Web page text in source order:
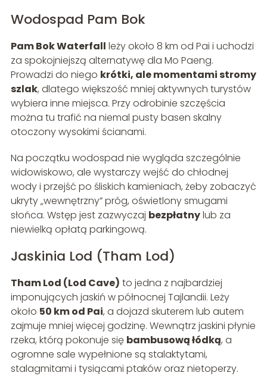
Wodospad Pam Bok
Pam Bok Waterfall leży około 8 km od Pai i uchodzi
za spokojniejszą alternatywę dla Mo Paeng.
Prowadzi do niego krótki, ale momentami stromy
szlak, dlatego większość mniej aktywnych turystów
wybiera inne miejsca. Przy odrobinie szczęścia
można tu trafić na niemal pusty basen skalny
otoczony wysokimi ścianami.
Na początku wodospad nie wygląda szczególnie
widowiskowo, ale wystarczy wejść do chłodnej
wody i przejść po śliskich kamieniach, żeby zobaczyć
ukryty „wewnętrzny” próg, oświetlony smugami
słońca. Wstęp jest zazwyczaj bezpłatnylub za
niewielką opłatą parkingową.
Jaskinia Lod (Tham Lod)
Tham Lod (Lod Cave) to jedna z najbardziej
imponujących jaskiń w północnej Tajlandii. Leży
około 50 km od Pai, a dojazd skuterem lub autem
zajmuje mniej więcej godzinę. Wewnątrz jaskini płynie
rzeka, którą pokonuje się bambusową łódką, a
ogromne sale wypełnione są stalaktytami,
stalagmitami i tysiącami ptaków oraz nietoperzy.